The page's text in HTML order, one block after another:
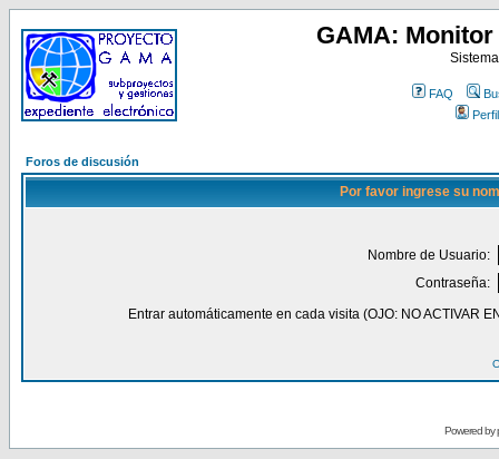
GAMA:
FAQ
Perfil
Foros de discusión
Por favor ingrese su
Nombre de Usuario:
Contraseña:
Entrar automáticamente en cada visita (OJO: NO ACTIVAR
Powered by